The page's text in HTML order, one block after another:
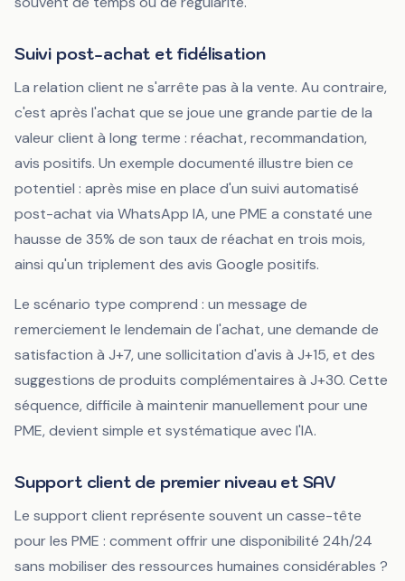
Suivi post-achat et fidélisation
La relation client ne s'arrête pas à la vente. Au contraire,
c'est après l'achat que se joue une grande partie de la
valeur client à long terme : réachat, recommandation,
avis positifs. Un exemple documenté illustre bien ce
potentiel : après mise en place d'un suivi automatisé
post-achat via WhatsApp IA, une PME a constaté une
hausse de 35% de son taux de réachat en trois mois,
ainsi qu'un triplement des avis Google positifs.
Le scénario type comprend : un message de
remerciement le lendemain de l'achat, une demande de
satisfaction à J+7, une sollicitation d'avis à J+15, et des
suggestions de produits complémentaires à J+30. Cette
séquence, difficile à maintenir manuellement pour une
PME, devient simple et systématique avec l'IA.
Support client de premier niveau et SAV
Le support client représente souvent un casse-tête
pour les PME : comment offrir une disponibilité 24h/24
sans mobiliser des ressources humaines considérables ?